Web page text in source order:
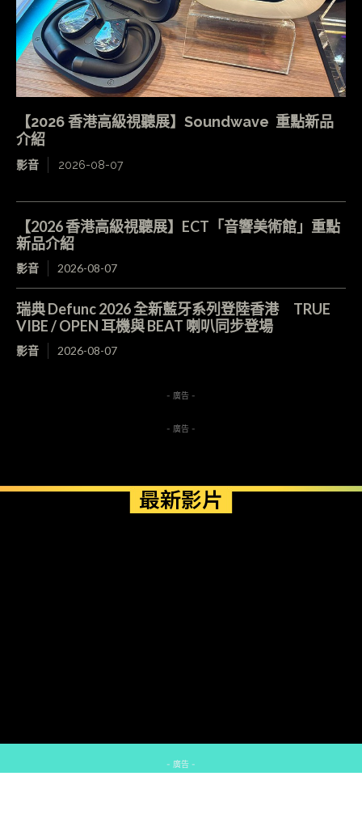
【2026 香港高級視聽展】Soundwave 重點新品
介紹
影音 2026-08-07
【2026 香港高級視聽展】ECT「音響美術館」重點
新品介紹
影音 2026-08-07
瑞典 Defunc 2026 全新藍牙系列登陸香港 TRUE
VIBE / OPEN 耳機與 BEAT 喇叭同步登場
影音 2026-08-07
- 廣告 -
- 廣告 -
最新影片
- 廣告 -